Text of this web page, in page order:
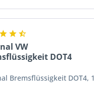
VW
DOT4
Bremsflüssigkeit DOT4, 1